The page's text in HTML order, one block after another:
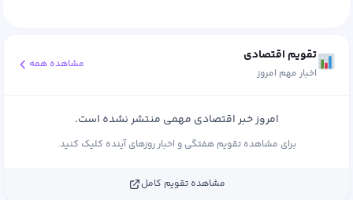
تقویم اقتصادی
اخبار مهم امروز
مشاهده همه
امروز خبر اقتصادی مهمی منتشر نشده است.
برای مشاهده تقویم هفتگی و اخبار روزهای آینده کلیک کنید.
مشاهده تقویم کامل